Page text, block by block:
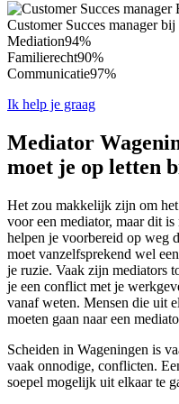
Customer Succes manager
Mediation94%
Familierecht90%
Communicatie97%
Ik help je graag
Mediator
moet je op letten
Het zou makkelijk zijn om het
voor een mediator, maar dit
helpen je voorbereid op weg
moet vanzelfsprekend wel
je ruzie. Vaak zijn mediators
je een conflict met je
vanaf weten. Mensen die uit
moeten gaan naar een
Scheiden in Wageningen is
vaak onnodige, conflicten.
soepel mogelijk uit elkaar te